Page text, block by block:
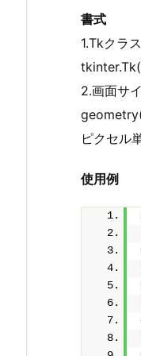
書式
1.Tkクラ
2.画面サ
ピクセル
使用例